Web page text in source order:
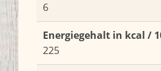
6
Energiegehalt in kcal /
225